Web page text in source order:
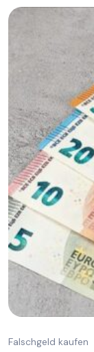
Falschgeld kaufen